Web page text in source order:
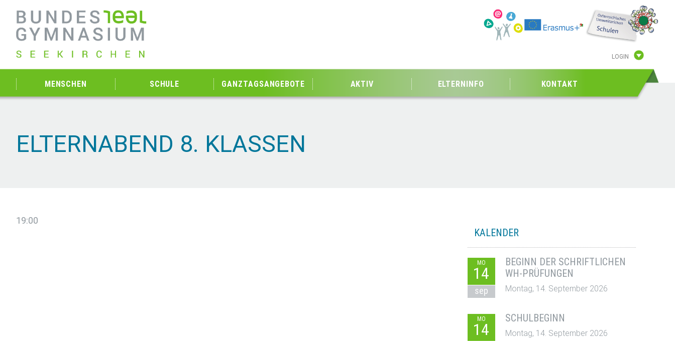
LOGIN
MENSCHEN SCHULE GANZTAGSANGEBOTE AKTIV ELTERNINFO KONTAKT
ELTERNABEND 8. KLASSEN
19:00
KALENDER
MO
14
sep
BEGINN DER SCHRIFTLICHEN
WH-PRÜFUNGEN
Montag, 14. September 2026
MO
14
SCHULBEGINN
Montag, 14. September 2026